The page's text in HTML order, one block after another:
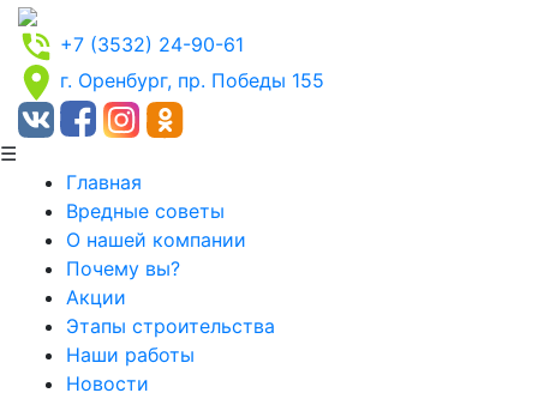
+7 (3532) 24-90-61
г. Оренбург, пр. Победы 155
☰
Главная
Вредные советы
О нашей компании
Почему вы?
Акции
Этапы строительства
Наши работы
Новости